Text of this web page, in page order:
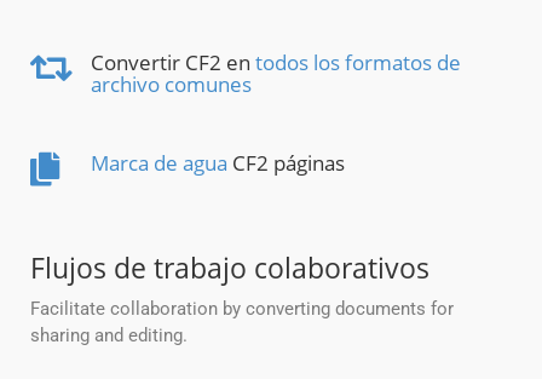
Convertir CF2 en todos los formatos de
archivo comunes
Marca de agua CF2 páginas
Flujos de trabajo colaborativos
Facilitate collaboration by converting documents for
sharing and editing.